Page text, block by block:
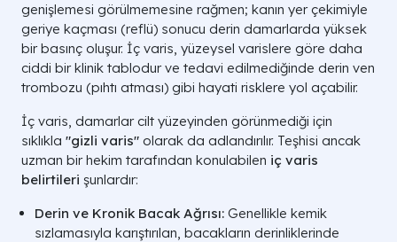
genişlemesi görülmemesine rağmen; kanın yer çekimiyle
geriye kaçması (reflü) sonucu derin damarlarda yüksek
bir basınç oluşur. İç varis, yüzeysel varislere göre daha
ciddi bir klinik tablodur ve tedavi edilmediğinde derin ven
trombozu (pıhtı atması) gibi hayati risklere yol açabilir.
İç varis, damarlar cilt yüzeyinden görünmediği için
sıklıkla "gizli varis" olarak da adlandırılır. Teşhisi ancak
uzman bir hekim tarafından konulabilen iç varis
belirtileri şunlardır:
Derin ve Kronik Bacak Ağrısı: Genellikle kemik
sızlamasıyla karıştırılan, bacakların derinliklerinde